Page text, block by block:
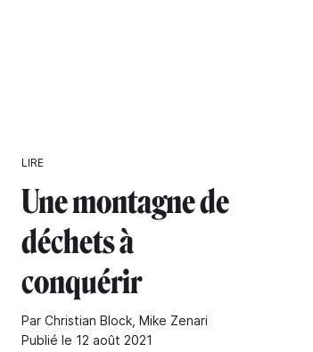
LIRE
Une montagne de
déchets à
conquérir
Par Christian Block, Mike Zenari
Publié le 12 août 2021